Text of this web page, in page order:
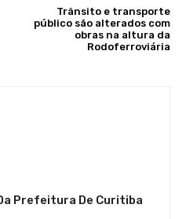
Trânsito e transporte
público são alterados com
obras na altura da
Rodoferroviária
Prefeitura De Curitiba